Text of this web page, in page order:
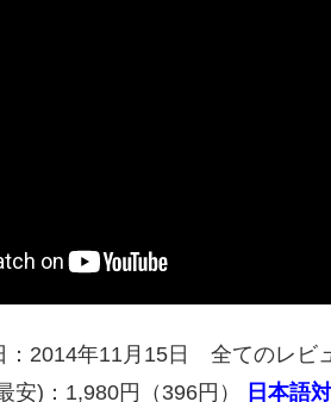
：2014年11月15日 全てのレビ
安)：1,980円（396円）
日本語